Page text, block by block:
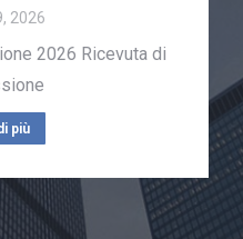
2026
2026 Ricevuta di
più